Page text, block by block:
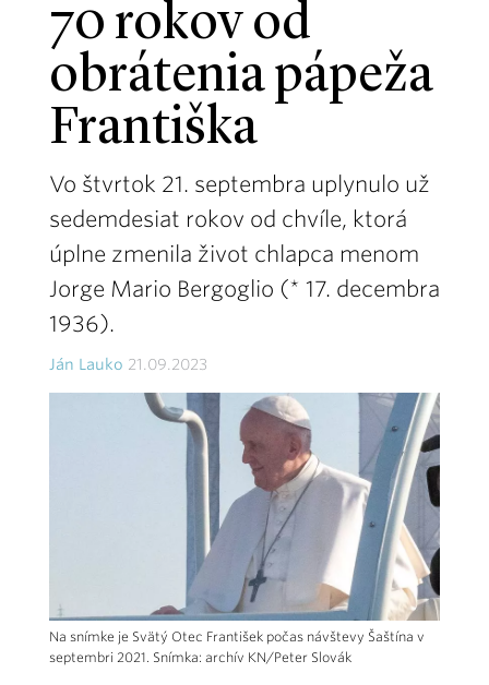
70 rokov od
obrátenia pápeža
Františka
Vo štvrtok 21. septembra uplynulo už
sedemdesiat rokov od chvíle, ktorá
úplne zmenila život chlapca menom
Jorge Mario Bergoglio (* 17. decembra
1936).
Ján Lauko 21.09.2023
Na snímke je Svätý Otec František počas návštevy Šaštína v
septembri 2021. Snímka: archív KN/Peter Slovák